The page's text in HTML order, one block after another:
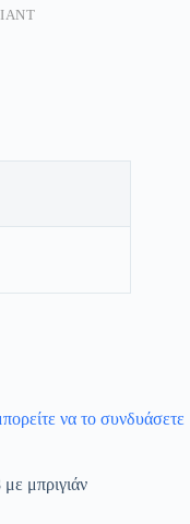
να το συνδυάσετε
μπριγιάν